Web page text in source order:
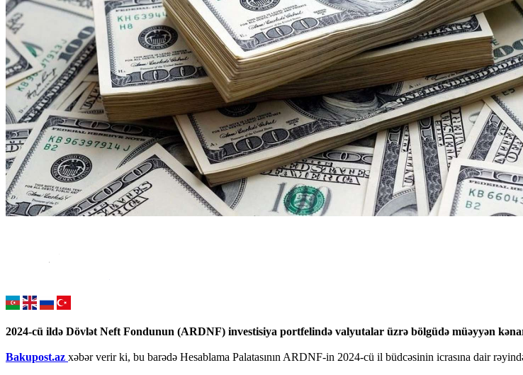
2024-cü ildə Dövlət Neft Fondunun (ARDNF) investisiya portfelində valyutalar üzrə bölgüdə müəyyən
Bakupost.az xəbər verir ki, bu barədə Hesablama Palatasının ARDNF-in 2024-cü il büdcəsinin icrasına dair